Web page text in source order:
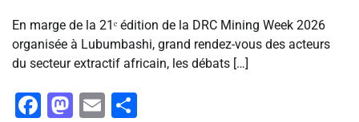
En marge de la 21ᵉ édition de la DRC Mining Week 2026
organisée à Lubumbashi, grand rendez-vous des acteurs
du secteur extractif africain, les débats […]
Facebook
Mastodon
Email